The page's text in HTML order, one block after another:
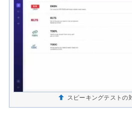
スピーキングテストの